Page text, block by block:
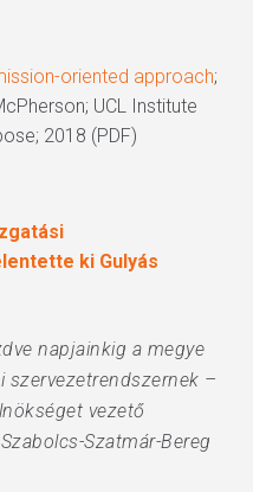
oriented approach;
UCL Institute
2018 (PDF)
ki Gulyás
napjainkig a megye
szervezetrendszernek –
vezető
Szatmár-Bereg